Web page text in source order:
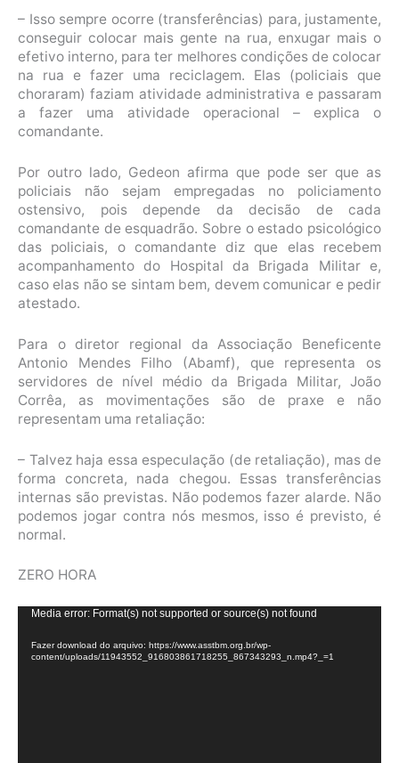
– Isso sempre ocorre (transferências) para, justamente,
conseguir colocar mais gente na rua, enxugar mais o
efetivo interno, para ter melhores condições de colocar
na rua e fazer uma reciclagem. Elas (policiais que
choraram) faziam atividade administrativa e passaram
a fazer uma atividade operacional – explica o
comandante.
Por outro lado, Gedeon afirma que pode ser que as
policiais não sejam empregadas no policiamento
ostensivo, pois depende da decisão de cada
comandante de esquadrão. Sobre o estado psicológico
das policiais, o comandante diz que elas recebem
acompanhamento do Hospital da Brigada Militar e,
caso elas não se sintam bem, devem comunicar e pedir
atestado.
Para o diretor regional da Associação Beneficente
Antonio Mendes Filho (Abamf), que representa os
servidores de nível médio da Brigada Militar, João
Corrêa, as movimentações são de praxe e não
representam uma retaliação:
– Talvez haja essa especulação (de retaliação), mas de
forma concreta, nada chegou. Essas transferências
internas são previstas. Não podemos fazer alarde. Não
podemos jogar contra nós mesmos, isso é previsto, é
normal.
ZERO HORA
Tocador
vídeo
Media error: Format(s) not supported or source(s) not found
Fazer download do arquivo: https://www.asstbm.org.br/wp-
content/uploads/11943552_916803861718255_867343293_n.mp4?_=1